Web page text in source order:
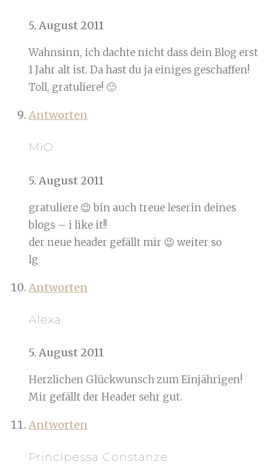
5. August 2011
Wahnsinn, ich dachte nicht dass dein Blog erst
1 Jahr alt ist. Da hast du ja einiges geschaffen!
Toll, gratuliere! 🙂
Antworten
MiO
5. August 2011
gratuliere 😉 bin auch treue leserin deines
blogs – i like it!!
der neue header gefällt mir 😉 weiter so
lg
Antworten
Alexa
5. August 2011
Herzlichen Glückwunsch zum Einjährigen!
Mir gefällt der Header sehr gut.
Antworten
Principessa Constanze